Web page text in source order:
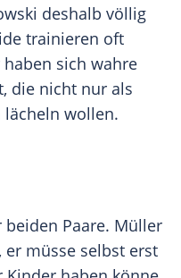
deshalb völlig
trainieren oft
sich wahre
die nicht nur als
lächeln wollen.
Paare. Müller
er müsse selbst erst